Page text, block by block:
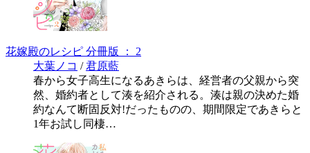
花嫁殿のレシピ 分冊版 ： 2
大葉ノコ /君原藍
春から女子高生になるあきらは、経営者の父親から突
然、婚約者として湊を紹介される。湊は親の決めた婚
約なんて断固反対!だったものの、期間限定であきらと
1年お試し同棲…